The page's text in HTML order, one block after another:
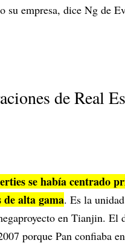
su empresa, dice Ng de
de Real
se había centrado
de alta gama. Es la
en Tianjin. El
porque Pan confiaba